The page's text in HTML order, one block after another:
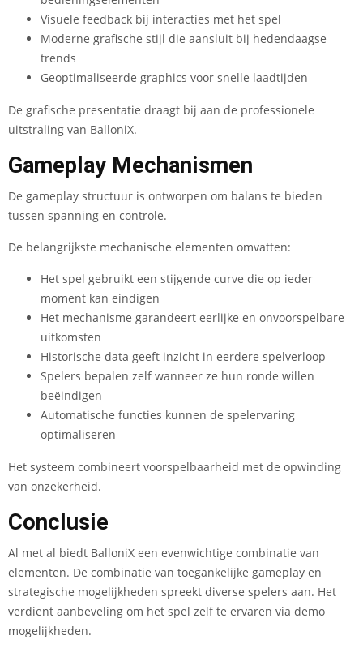
Visuele feedback bij interacties met het spel
Moderne grafische stijl die aansluit bij hedendaagse
trends
Geoptimaliseerde graphics voor snelle laadtijden
De grafische presentatie draagt bij aan de professionele
uitstraling van BalloniX.
Gameplay Mechanismen
De gameplay structuur is ontworpen om balans te bieden
tussen spanning en controle.
De belangrijkste mechanische elementen omvatten:
Het spel gebruikt een stijgende curve die op ieder
moment kan eindigen
Het mechanisme garandeert eerlijke en onvoorspelbare
uitkomsten
Historische data geeft inzicht in eerdere spelverloop
Spelers bepalen zelf wanneer ze hun ronde willen
beëindigen
Automatische functies kunnen de spelervaring
optimaliseren
Het systeem combineert voorspelbaarheid met de opwinding
van onzekerheid.
Conclusie
Al met al biedt BalloniX een evenwichtige combinatie van
elementen. De combinatie van toegankelijke gameplay en
strategische mogelijkheden spreekt diverse spelers aan. Het
verdient aanbeveling om het spel zelf te ervaren via demo
mogelijkheden.